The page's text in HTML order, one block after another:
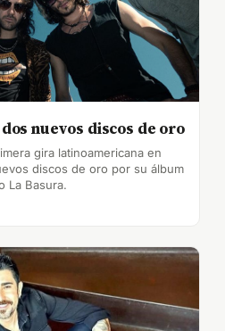
nuevos discos de oro
gira latinoamericana en
discos de oro por su álbum
La Basura.